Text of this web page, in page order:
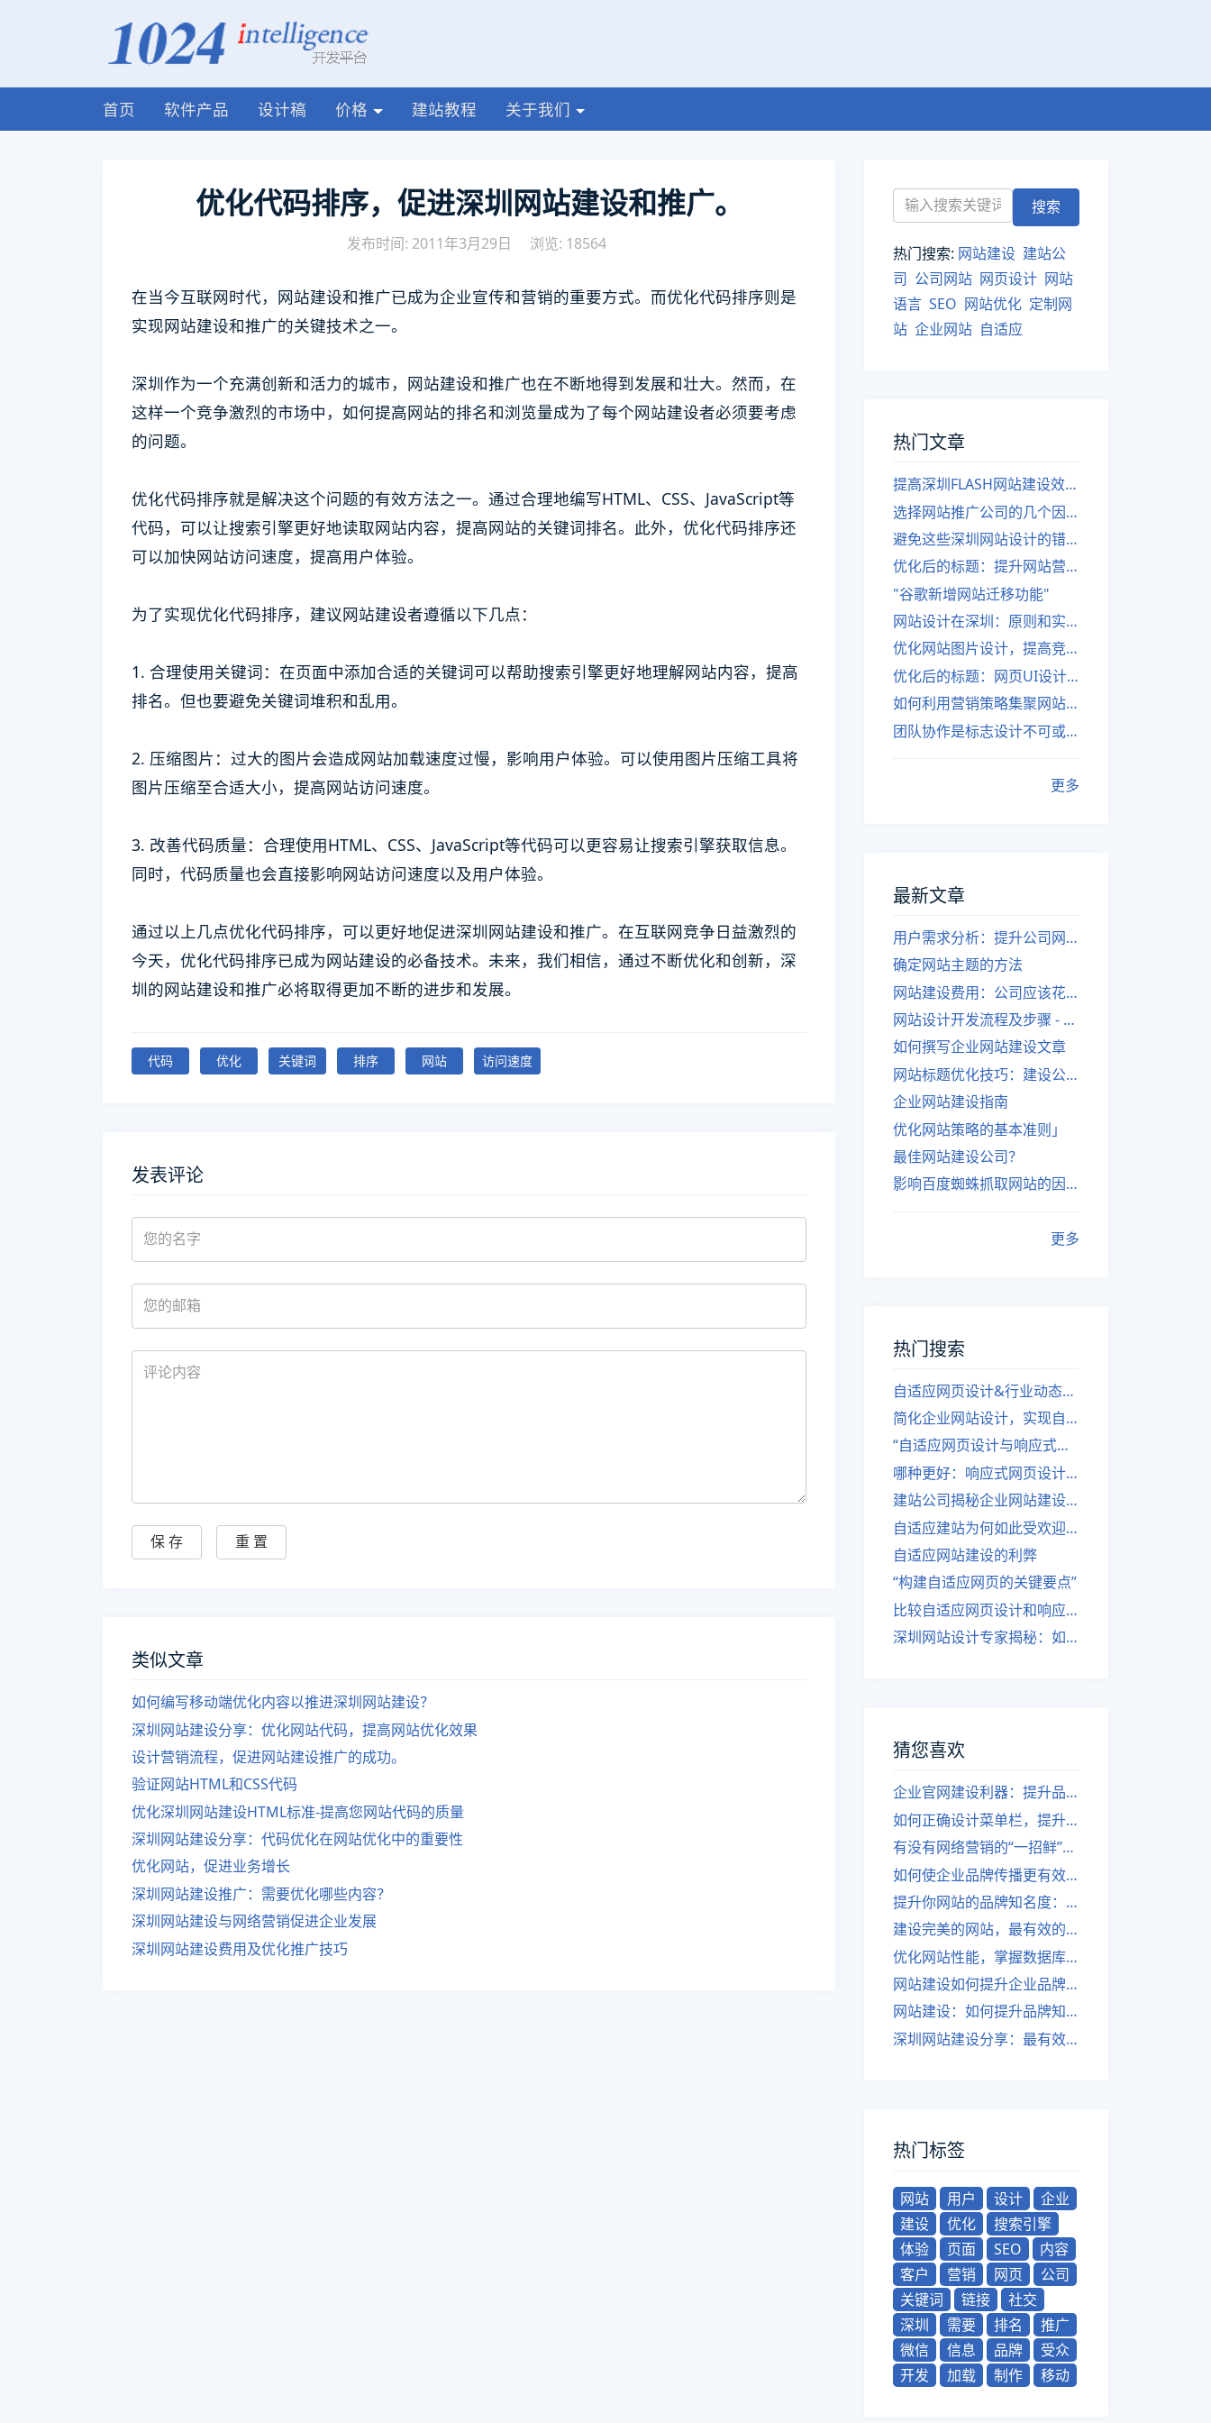
首页 软件产品 设计稿 价格 建站教程 关于我们
优化代码排序，促进深圳网站建设和推广。
发布时间: 2011年3月29日 浏览: 18564
在当今互联网时代，网站建设和推广已成为企业宣传和营销的重要方式。而优化代码排序则是
实现网站建设和推广的关键技术之一。
深圳作为一个充满创新和活力的城市，网站建设和推广也在不断地得到发展和壮大。然而，在
这样一个竞争激烈的市场中，如何提高网站的排名和浏览量成为了每个网站建设者必须要考虑
的问题。
优化代码排序就是解决这个问题的有效方法之一。通过合理地编写HTML、CSS、JavaScript等
代码，可以让搜索引擎更好地读取网站内容，提高网站的关键词排名。此外，优化代码排序还
可以加快网站访问速度，提高用户体验。
为了实现优化代码排序，建议网站建设者遵循以下几点：
1. 合理使用关键词：在页面中添加合适的关键词可以帮助搜索引擎更好地理解网站内容，提高
排名。但也要避免关键词堆积和乱用。
2. 压缩图片：过大的图片会造成网站加载速度过慢，影响用户体验。可以使用图片压缩工具将
图片压缩至合适大小，提高网站访问速度。
3. 改善代码质量：合理使用HTML、CSS、JavaScript等代码可以更容易让搜索引擎获取信息。
同时，代码质量也会直接影响网站访问速度以及用户体验。
通过以上几点优化代码排序，可以更好地促进深圳网站建设和推广。在互联网竞争日益激烈的
今天，优化代码排序已成为网站建设的必备技术。未来，我们相信，通过不断优化和创新，深
圳的网站建设和推广必将取得更加不断的进步和发展。
代码 优化 关键词 排序 网站 访问速度
发表评论
类似文章
如何编写移动端优化内容以推进深圳网站建设？
深圳网站建设分享：优化网站代码，提高网站优化效果
设计营销流程，促进网站建设推广的成功。
验证网站HTML和CSS代码
优化深圳网站建设HTML标准-提高您网站代码的质量
深圳网站建设分享：代码优化在网站优化中的重要性
优化网站，促进业务增长
深圳网站建设推广：需要优化哪些内容？
深圳网站建设与网络营销促进企业发展
深圳网站建设费用及优化推广技巧
热门搜索: 网站建设 建站公
司 公司网站 网页设计 网站
语言 SEO 网站优化 定制网
站 企业网站 自适应
热门文章
提高深圳FLASH网站建设效率的建议
选择网站推广公司的几个因素
避免这些深圳网站设计的错误
优化后的标题：提升网站营销绩效的策略
"谷歌新增网站迁移功能"
网站设计在深圳：原则和实践
优化网站图片设计，提高竞争力
优化后的标题：网页UI设计与APP UI设计应用软件
如何利用营销策略集聚网站流量
团队协作是标志设计不可或缺的一部分
更多
最新文章
用户需求分析：提升公司网站建设效果
确定网站主题的方法
网站建设费用：公司应该花费多少？
网站设计开发流程及步骤 - 优化后的标题
如何撰写企业网站建设文章
网站标题优化技巧：建设公司的专业指导
企业网站建设指南
优化网站策略的基本准则」
最佳网站建设公司？
影响百度蜘蛛抓取网站的因素有哪些？
更多
热门搜索
自适应网页设计&行业动态，关注建站。
简化企业网站设计，实现自适应设计的方法
“自适应网页设计与响应式网站建设的异同”
哪种更好：响应式网页设计还是自适应网站？
建站公司揭秘企业网站建设核心原则
自适应建站为何如此受欢迎？
自适应网站建设的利弊
“构建自适应网页的关键要点”
比较自适应网页设计和响应式网站的差异
深圳网站设计专家揭秘：如何实现自适应网页设计
猜您喜欢
企业官网建设利器：提升品牌知名度，更好地迎合SEO。
如何正确设计菜单栏，提升网页设计质量？——深圳网站设计经验分享
有没有网络营销的“一招鲜”秘籍？
如何使企业品牌传播更有效率？
提升你网站的品牌知名度：设计和推广的小技巧
建设完美的网站，最有效的推广方法是什么？
优化网站性能，掌握数据库架构技巧，提升用户体验。
网站建设如何提升企业品牌知名度
网站建设：如何提升品牌知名度？
深圳网站建设分享：最有效的网站推广方法
热门标签
网站 用户 设计
企业
建设
优化
搜索引擎
体验
页面 SEO
内容
客户
营销 网页
公司
关键词
链接
社交
深圳
需要 排名
推广
微信
信息 品牌
受众
开发
加载 制作 移动